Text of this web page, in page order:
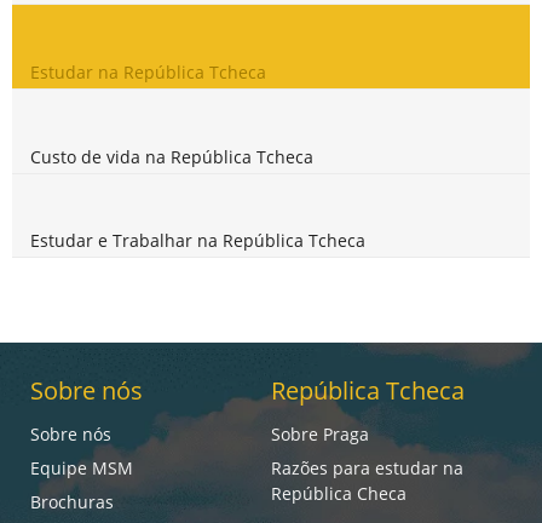
Estudar na República Tcheca
Custo de vida na República Tcheca
Estudar e Trabalhar na República Tcheca
Sobre nós
Sobre nós
Equipe MSM
Brochuras
República Tcheca
Sobre Praga
Razões para estudar na
República Checa